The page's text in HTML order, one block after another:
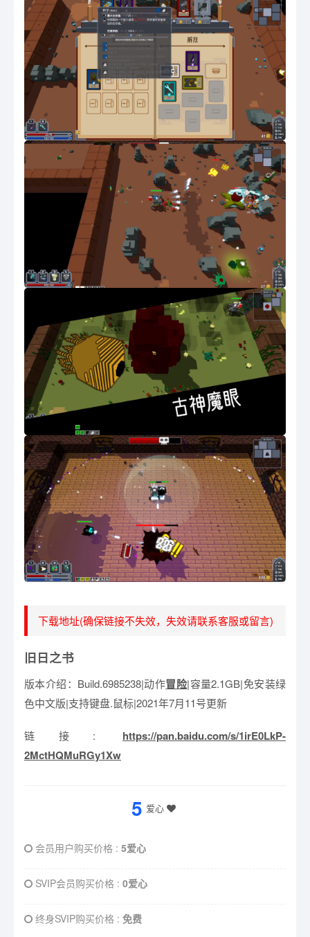
下载地址(确保链接不失效，失效请联系客服或留言)
旧日之书
版本介绍：Build.6985238|动作冒险|容量2.1GB|免安装绿
色中文版|支持键盘.鼠标|2021年7月11号更新
链接: https://pan.baidu.com/s/1irE0LkP-
2MctHQMuRGy1Xw
5 爱心
会员用户购买价格 : 5爱心
SVIP会员购买价格 : 0爱心
终身SVIP购买价格 : 免费